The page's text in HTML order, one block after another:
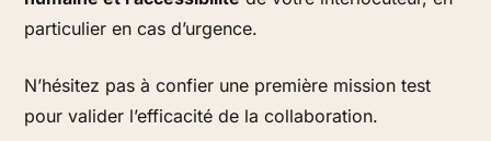
particulier en cas d’urgence.
N’hésitez pas à confier une première mission test
pour valider l’efficacité de la collaboration.